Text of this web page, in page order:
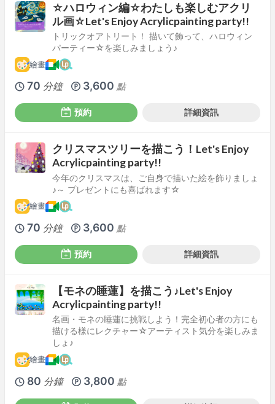
☆ハロウィン編☆わたしも楽しむアクリ
ル画☆Let's Enjoy Acrylicpainting party!!
トリックオアトリート！ 描いて飾って、ハロウィン
パーティー☆を楽しみましょう♪
繪畫
70 分鐘 3,600 點
預約 詳細資訊
クリスマスツリーを描こう！Let's Enjoy
Acrylicpainting party!!
今年のクリスマスは、ご自身で描いた絵を飾りましょ
♪～ プレゼントにも喜ばれます☆
繪畫
70 分鐘 3,600 點
預約 詳細資訊
【モネの睡蓮】を描こう♪Let's Enjoy
Acrylicpainting party!!
名画・モネの睡蓮に挑戦しよう！完全初心者の方にも
描ける様にレクチャー☆アーティスト気分を楽しみま
しょ♪
繪畫
80 分鐘 3,800 點